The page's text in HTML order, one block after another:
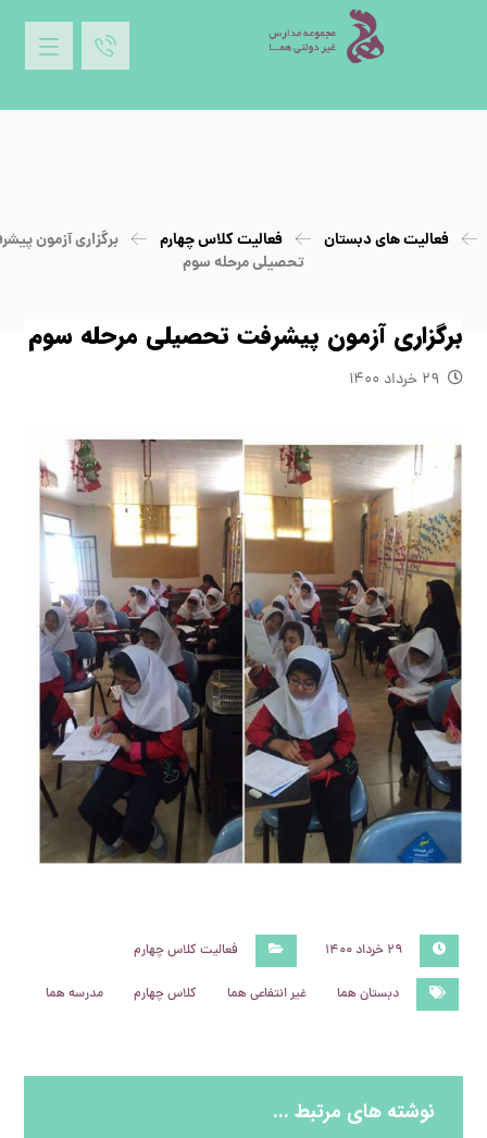
فعالیت های دبستان فعالیت کلاس چهارم
برگزاري آزمون
تحصيلي مرحله سوم
برگزاري آزمون پيشرفت تحصيلي مرحله سوم
۲۹ خرداد ۱۴۰۰
۲۹ خرداد ۱۴۰۰ فعالیت کلاس چهارم
دبستان هما غیر انتفاعی هما کلاس چهارم مدرسه هما
نوشته های مرتبط ...